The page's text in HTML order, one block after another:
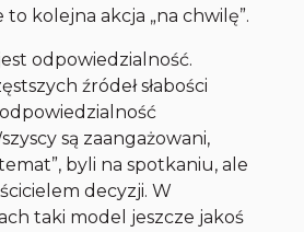
to kolejna akcja „na chwilę”.
odpowiedzialność.
źródeł słabości
są zaangażowani,
byli na spotkaniu, ale
decyzji. W
taki model jeszcze jakoś